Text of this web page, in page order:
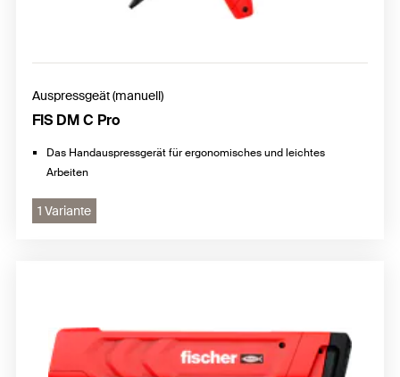
Auspressgeät (manuell)
FIS DM C Pro
Das Handauspressgerät für ergonomisches und leichtes
Arbeiten
1 Variante